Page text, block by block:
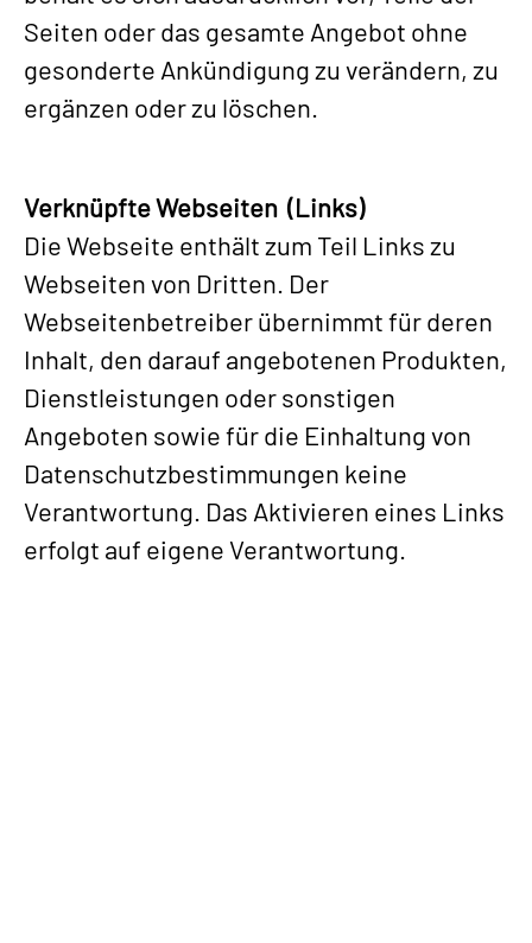
Seiten oder das gesamte Angebot ohne
gesonderte Ankündigung zu verändern, zu
ergänzen oder zu löschen.
Verknüpfte Webseiten (Links)
Die Webseite enthält zum Teil Links zu
Webseiten von Dritten. Der
Webseitenbetreiber übernimmt für deren
Inhalt, den darauf angebotenen Produkten,
Dienstleistungen oder sonstigen
Angeboten sowie für die Einhaltung von
Datenschutzbestimmungen keine
Verantwortung. Das Aktivieren eines Links
erfolgt auf eigene Verantwortung.